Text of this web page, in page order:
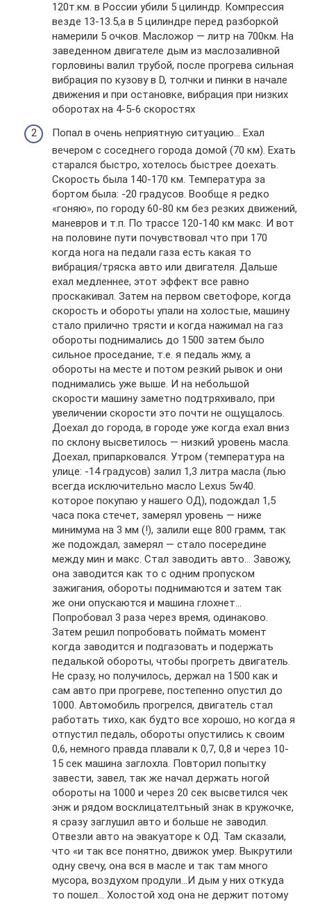
120т.км. в России убили 5 цилиндр. Компрессия
везде 13-13.5,а в 5 цилиндре перед разборкой
намерили 5 очков. Масложор — литр на 700км. На
заведенном двигателе дым из маслозаливной
горловины валил трубой, после прогрева сильная
вибрация по кузову в D, толчки и пинки в начале
движения и при остановке, вибрация при низких
оборотах на 4-5-6 скоростях
Попал в очень неприятную ситуацию… Ехал
вечером с соседнего города домой (70 км). Ехать
старался быстро, хотелось быстрее доехать.
Скорость была 140-170 км. Температура за
бортом была: -20 градусов. Вообще я редко
«гоняю», по городу 60-80 км без резких движений,
маневров и т.п. По трассе 120-140 км макс. И вот
на половине пути почувствовал что при 170
когда нога на педали газа есть какая то
вибрация/тряска авто или двигателя. Дальше
ехал медленнее, этот эффект все равно
проскакивал. Затем на первом светофоре, когда
скорость и обороты упали на холостые, машину
стало прилично трясти и когда нажимал на газ
обороты поднимались до 1500 затем было
сильное проседание, т.е. я педаль жму, а
обороты на месте и потом резкий рывок и они
поднимались уже выше. И на небольшой
скорости машину заметно подтряхивало, при
увеличении скорости это почти не ощущалось.
Доехал до города, в городе уже когда ехал вниз
по склону высветилось — низкий уровень масла.
Доехал, припарковался. Утром (температура на
улице: -14 градусов) залил 1,3 литра масла (лью
всегда исключительно масло Lexus 5w40.
которое покупаю у нашего ОД), подождал 1,5
часа пока стечет, замерял уровень — ниже
минимума на 3 мм (!), залили еще 800 грамм, так
же подождал, замерял — стало посередине
между мин и макс. Стал заводить авто… Завожу,
она заводится как то с одним пропуском
зажигания, обороты поднимаются и затем так
же они опускаются и машина глохнет…
Попробовал 3 раза через время, одинаково.
Затем решил попробовать поймать момент
когда заводится и подгазовать и подержать
педалькой обороты, чтобы прогреть двигатель.
Не сразу, но получилось, держал на 1500 как и
сам авто при прогреве, постепенно опустил до
1000. Автомобиль прогрелся, двигатель стал
работать тихо, как будто все хорошо, но когда я
отпустил педаль, обороты опустились к своим
0,6, немного правда плавали к 0,7, 0,8 и через 10-
15 сек машина заглохла. Повторил попытку
завести, завел, так же начал держать ногой
обороты на 1000 и через 20 сек высветился чек
энж и рядом восклицателтьный знак в кружочке,
я сразу заглушил авто и больше не заводил.
Отвезли авто на эвакуаторе к ОД. Там сказали,
что «и так все понятно, движок умер. Выкрутили
одну свечу, она вся в масле и так там много
мусора, воздухом продули…И дым у них откуда
то пошел… Холостой ход она не держит потому